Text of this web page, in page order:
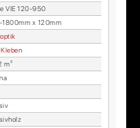
VIE 120-950
x 120mm
m²